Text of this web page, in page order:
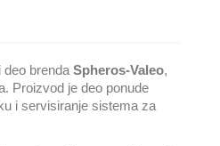
deo brenda Spheros-Valeo,
Proizvod je deo ponude
i servisiranje sistema za